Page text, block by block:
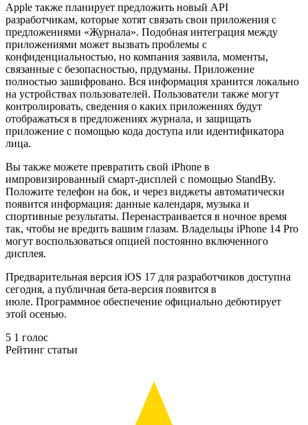
Apple также планирует предложить новый API
разработчикам, которые хотят связать свои приложения с
предложениями «Журнала». Подобная интеграция между
приложениями может вызвать проблемы с
конфиденциальностью, но компания заявила, моменты,
связанные с безопасностью, прдуманы. Приложение
полностью зашифровано. Вся информация хранится локально
на устройствах пользователей. Пользователи также могут
контролировать, сведения о каких приложениях будут
отображаться в предложениях журнала, и защищать
приложение с помощью кода доступа или идентификатора
лица.
Вы также можете превратить свой iPhone в
импровизированный смарт-дисплей с помощью StandBy.
Положите телефон на бок, и через виджеты автоматически
появится информация: данные календаря, музыка и
спортивные результаты. Перенастраивается в ночное время
так, чтобы не вредить вашим глазам. Владельцы iPhone 14 Pro
могут воспользоваться опцией постоянно включенного
дисплея.
Предварительная версия iOS 17 для разработчиков доступна
сегодня, а публичная бета-версия появится в
июле. Программное обеспечение официально дебютирует
этой осенью.
5 1 голос
Рейтинг статьи